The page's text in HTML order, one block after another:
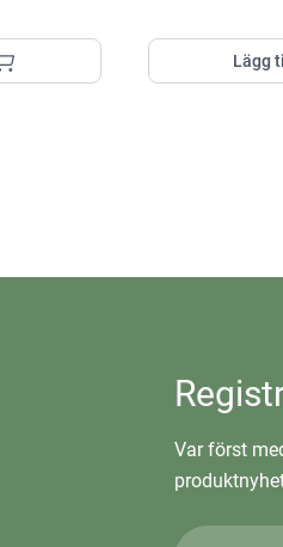
Lägg
Var först